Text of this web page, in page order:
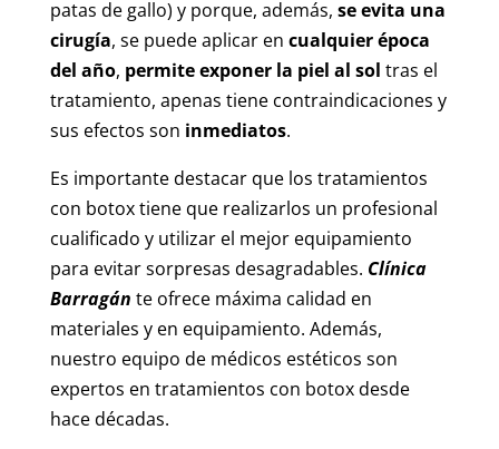
patas de gallo) y porque, además, se evita una
cirugía, se puede aplicar en cualquier época
del año, permite exponer la piel al sol tras el
tratamiento, apenas tiene contraindicaciones y
sus efectos son inmediatos.
Es importante destacar que los tratamientos
con botox tiene que realizarlos un profesional
cualificado y utilizar el mejor equipamiento
para evitar sorpresas desagradables. Clínica
Barragán te ofrece máxima calidad en
materiales y en equipamiento. Además,
nuestro equipo de médicos estéticos son
expertos en tratamientos con botox desde
hace décadas.